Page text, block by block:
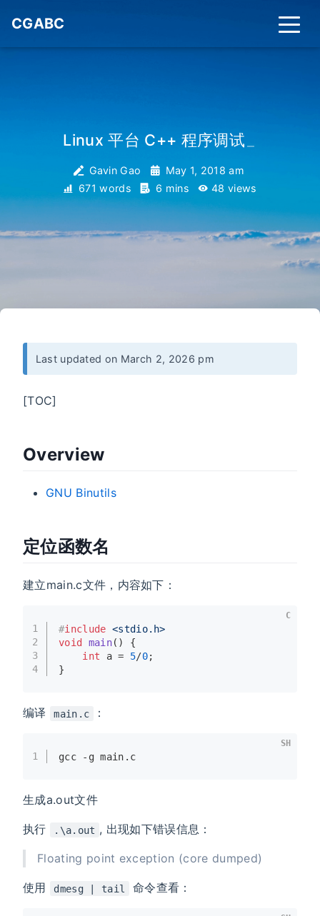
CGABC
Linux 平台 C++ 程序调试
Gavin Gao
May 1, 2018 am
671 words
6 mins 48 views
Last updated on March 2, 2026 pm
[TOC]
Overview
GNU Binutils
定位函数名
建立main.c文件，内容如下：
1
2
3
4
#include <stdio.h>
void main()
{
int a = 5/0;
}
C
编译 main.c ：
1 gcc -g main.c
SH
生成a.out文件
执行 .\a.out , 出现如下错误信息：
Floating point exception (core dumped)
使用 dmesg | tail 命令查看：